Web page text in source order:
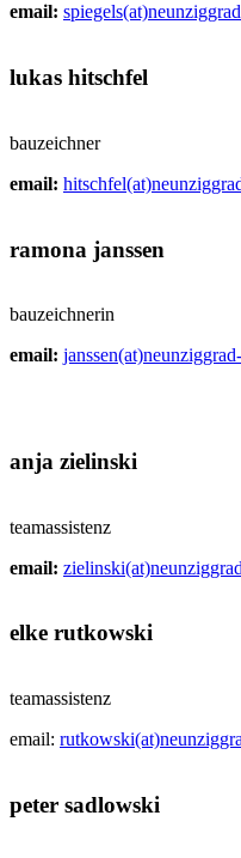
email:
lukas hitschfel
bauzeichner
email:
ramona janssen
bauzeichnerin
email:
anja zielinski
teamassistenz
email:
elke rutkowski
teamassistenz
email:
peter sadlowski